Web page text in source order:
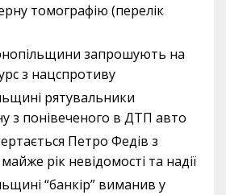
томографію (перелік
запрошують на
з нацспротиву
рятувальники
з понівеченого в ДТП авто
Петро Федів з
рік невідомості та надії
“банкір” виманив у